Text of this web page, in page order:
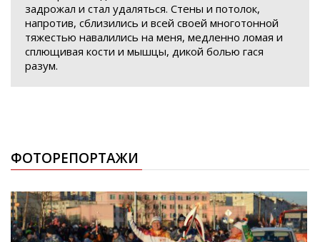
задрожал и стал удаляться. Стены и потолок,
напротив, сблизились и всей своей многотонной
тяжестью навалились на меня, медленно ломая и
сплющивая кости и мышцы, дикой болью гася
разум.
ФОТОРЕПОРТАЖИ